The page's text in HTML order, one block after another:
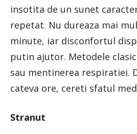
insotita de un sunet
repetat. Nu dureaza mai
minute, iar disconfortul
putin ajutor. Metodele
sau mentinerea respiratiei.
cateva ore, cereti sfatul
Stranut